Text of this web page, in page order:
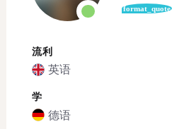
format_quote
流利
英语
学
德语